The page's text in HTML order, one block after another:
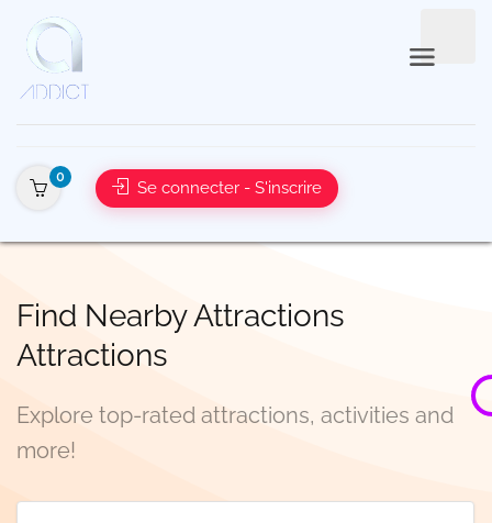
0
Se connecter - S'inscrire
Find Nearby Attractions
Attra
Explore top-rated attractions, activities and
more!